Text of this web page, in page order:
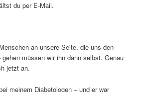
du per E-Mail.
an unsere Seite, die uns den
müssen wir ihn dann selbst. Genau
jetzt an.
meinem Diabetologen – und er war